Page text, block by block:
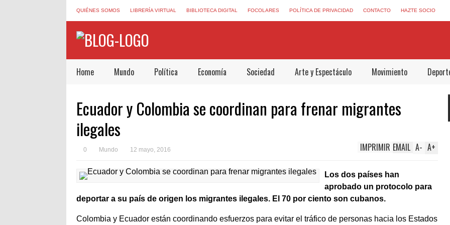
QUIÉNES SOMOS LIBRERÍA VIRTUAL BIBLIOTECA DIGITAL FOCOLARES POLÍTICA DE PRIVACIDAD CONTACTO HAZTE SOCIO
Home Mundo Política Economía Sociedad Arte y Espectáculo Movimiento
Ecuador y Colombia se coordinan para frenar migrantes
ilegales
0 Mundo 12 mayo, 2016 A+
A-
EMAIL
IMPRIMIR
Los dos países han
aprobado un protocolo para
deportar a su país de origen los migrantes ilegales. El 70 por ciento son cubanos.
Colombia y Ecuador están coordinando esfuerzos para evitar el tráfico de personas hacia los Estados